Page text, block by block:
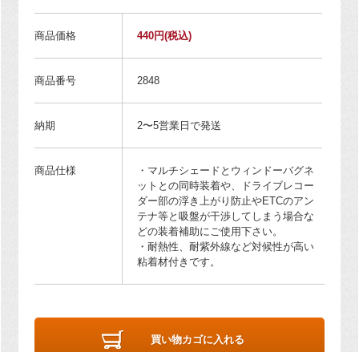
商品価格 440円(税込)
商品番号 2848
納期 2〜5営業日で発送
商品仕様
・マルチシェードとウィンドーバグネ
ットとの同時装着や、ドライブレコー
ダー部の浮き上がり防止やETCのアン
テナ等と吸盤が干渉してしまう場合な
どの装着補助にご使用下さい。
・耐熱性、耐紫外線など対候性が高い
粘着材付きです。
買い物カゴに入れる